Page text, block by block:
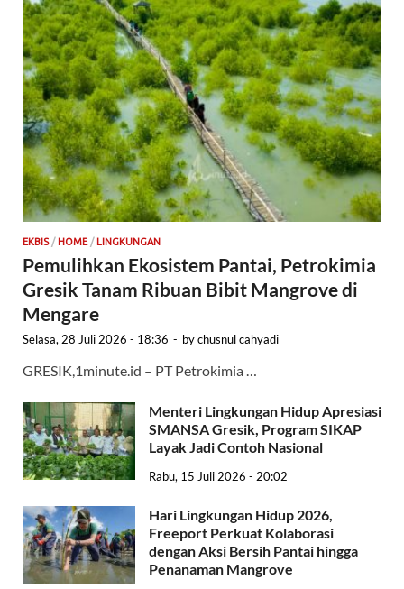
EKBIS/ HOME / LINGKUNGAN
Pemulihkan Ekosistem Pantai, Petrokimia
Gresik Tanam Ribuan Bibit Mangrove di
Mengare
Selasa, 28 Juli 2026 - 18:36 - bychusnul cahyadi
GRESIK,1minute.id – PT Petrokimia …
Menteri Lingkungan Hidup Apresiasi
SMANSA Gresik, Program SIKAP
Layak Jadi Contoh Nasional
Rabu, 15 Juli 2026 - 20:02
Hari Lingkungan Hidup 2026,
Freeport Perkuat Kolaborasi
dengan Aksi Bersih Pantai hingga
Penanaman Mangrove